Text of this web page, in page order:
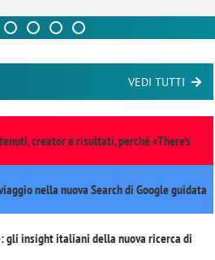
VEDI TUTTI
creator e risultati, perché «There’s
nella nuova Search di Google guidata
gli insight italiani della nuova ricerca di